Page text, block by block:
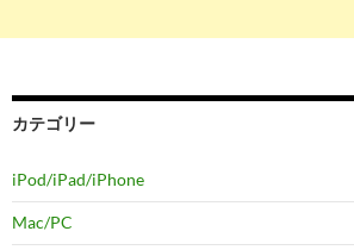
カテゴリー
iPod/iPad/iPhone
Mac/PC